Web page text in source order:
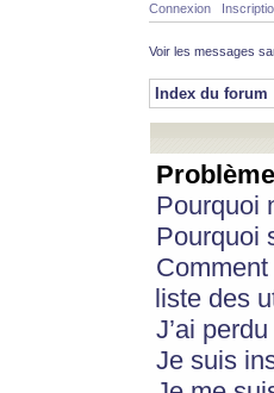
Connexion
Voir les messages
Index du forum
Pourquoi
Pourquoi
liste des
J’ai
Je suis